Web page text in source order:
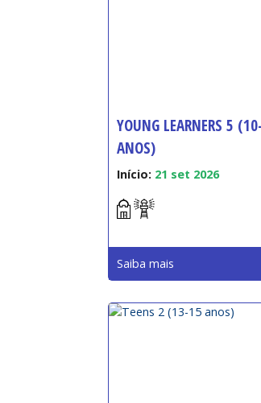
YOUNG LEARNERS 5
ANOS)
Início: 21 set 2026
Saiba mais